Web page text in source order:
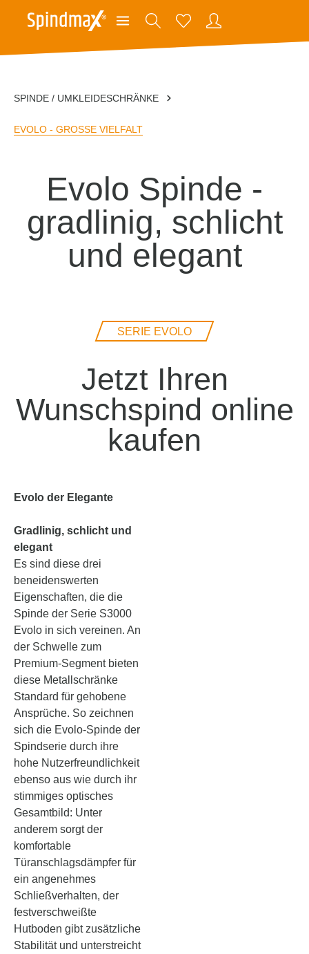
SPINDE / UMKLEIDESCHRÄNKE
EVOLO - GROSSE VIELFALT
Evolo Spinde -
gradlinig, schlicht
und elegant
SERIE EVOLO
Jetzt Ihren
Wunschspind online
kaufen
Evolo der Elegante
Gradlinig, schlicht und
elegant
Es sind diese drei
beneidenswerten
Eigenschaften, die die
Spinde der Serie S3000
Evolo in sich vereinen. An
der Schwelle zum
Premium-Segment bieten
diese Metallschränke
Standard für gehobene
Ansprüche. So zeichnen
sich die Evolo-Spinde der
Spindserie durch ihre
hohe Nutzerfreundlichkeit
ebenso aus wie durch ihr
stimmiges optisches
Gesamtbild: Unter
anderem sorgt der
komfortable
Türanschlagsdämpfer für
ein angenehmes
Schließverhalten, der
festverschweißte
Hutboden gibt zusätzliche
Stabilität und unterstreicht